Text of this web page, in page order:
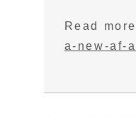
Read
a-new-af-